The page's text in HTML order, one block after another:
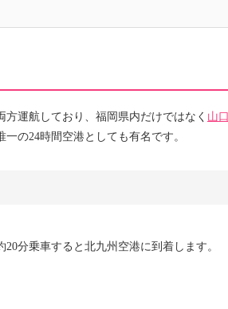
運航しており、福岡県内だけではなく 山口
の24時間空港としても有名です。
分乗車すると北九州空港に到着します。